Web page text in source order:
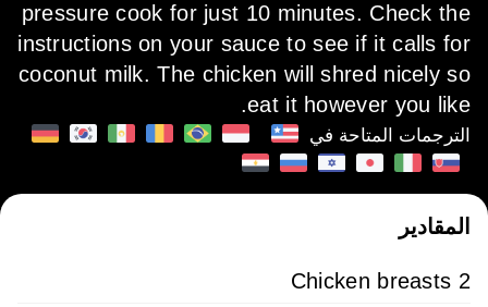
pressure cook for just 10 minutes. Check the
instructions on your sauce to see if it calls for
coconut milk. The chicken will shred nicely so
eat it however you like.
الترجمات المتاحة في
المقادير
2 Chicken breasts